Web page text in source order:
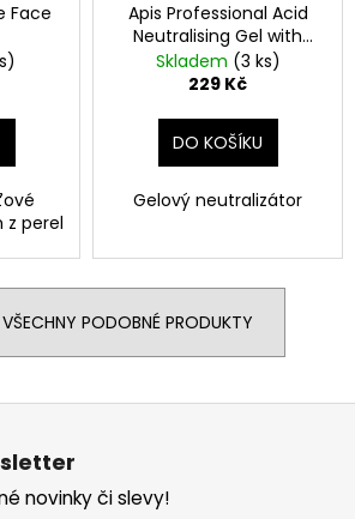
Face
z perel
Apis Professional Acid
Neutralising Gel with
Cooling Effect
Skladem (3 ks)
229 Kč
DO KOŠÍKU
Gelový neutralizátor
PODOBNÉ PRODUKTY
novinky či slevy!